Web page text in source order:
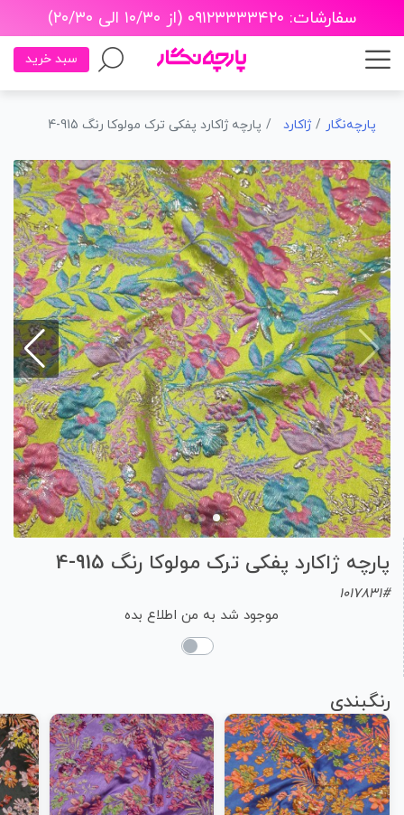
سفارشات: ۰۹۱۲۳۳۳۳۴۲۰ (از ۱۰/۳۰ الی ۲۰/۳۰)
سبد خرید
پارچه‌نگار ژاکارد پارچه ژاکارد پفکی ترک مولوکا رنگ 915-4
پارچه ژاکارد پفکی ترک مولوکا رنگ 915-4
1017831#
موجود شد به من اطلاع بده
رنگبندی